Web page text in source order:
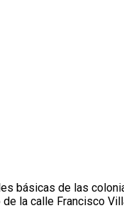
básicas de las
la calle Francisco